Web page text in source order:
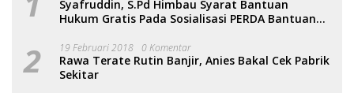
Syafruddin, S.Pd Himbau Syarat Bantuan
Hukum Gratis Pada Sosialisasi PERDA Bantuan
2 19 Februari 2018 0 Komentar
Rawa Terate Rutin Banjir, Anies Bakal Cek Pabrik
Sekitar